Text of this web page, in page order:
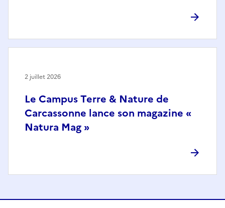
Le Campus Terre & Nature de
Carcassonne lance son magazine «
Natura Mag »
2 juillet 2026